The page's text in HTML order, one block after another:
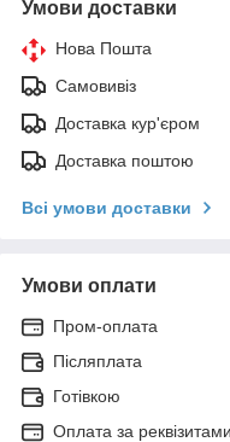
Умови доставки
Нова Пошта
Самовивіз
Доставка кур'єром
Доставка поштою
Всі умови доставки
Умови оплати
Пром-оплата
Післяплата
Готівкою
Оплата за реквізитами